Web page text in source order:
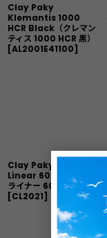
Clay Paky
Klemantis 1000
HCR Black（クレマン
ティス 1000 HCR 黒）
[AL2001E41100]
Clay Paky Tambora
Linear 60（タンボラ
ライナー 60）
[CL2021]